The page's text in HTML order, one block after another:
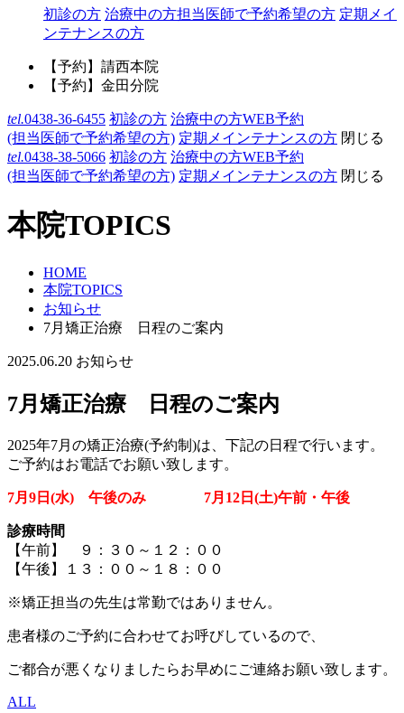
初診の方 治療中の方担当医師で予約希望の方 定期メイ
ンテナンスの方
【予約】請西本院
【予約】金田分院
tel.0438-36-6455 初診の方 治療中の方WEB予約
(担当医師で予約希望の方) 定期メインテナンスの方 閉じる
tel.0438-38-5066 初診の方 治療中の方WEB予約
(担当医師で予約希望の方) 定期メインテナンスの方 閉じる
本院TOPICS
HOME
本院TOPICS
お知らせ
7月矯正治療 日程のご案内
2025.06.20 お知らせ
7月矯正治療 日程のご案内
2025年7月の矯正治療(予約制)は、下記の日程で行います。
ご予約はお電話でお願い致します。
7月9日(水) 午後のみ 7月12 日(土)午前・午後
診療時間
【午前】 ９：３０～１２：００
【午後】１３：００～１８：００
※矯正担当の先生は常勤ではありません。
患者様のご予約に合わせてお呼びしているので、
ご都合が悪くなりましたらお早めにご連絡お願い致します。
ALL